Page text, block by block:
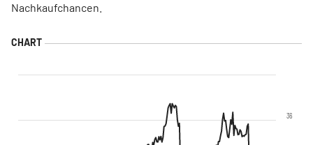
Nachkaufchancen.
36